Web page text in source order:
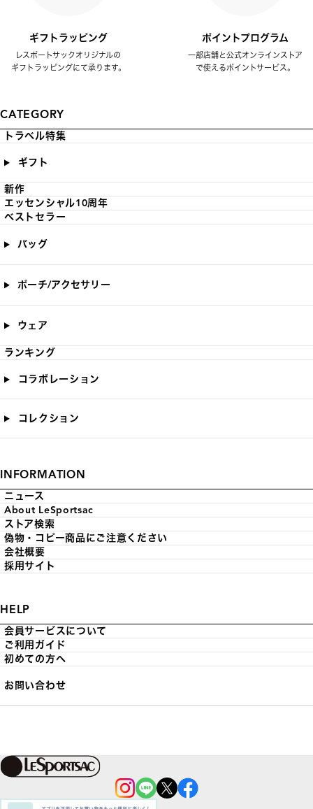
ギフトラッピング
レスポートサックオリジナルの
ギフトラッピングにて承ります。
ポイントプログラム
一部店舗と公式オンラインストア
で使えるポイントサービス。
CATEGORY
トラベル特集
ギフト
新作
エッセンシャル10周年
ベストセラー
バッグ
ポーチ/アクセサリー
ウェア
ランキング
コラボレーション
コレクション
INFORMATION
ニュース
About LeSportsac
ストア検索
偽物・コピー商品にご注意ください
会社概要
採用サイト
HELP
会員サービスについて
ご利用ガイド
初めての方へ
お問い合わせ